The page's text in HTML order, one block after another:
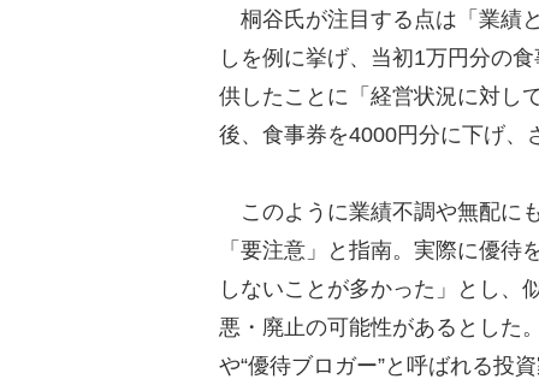
桐谷氏が注目する点は「業績
しを例に挙げ、当初1万円分の
供したことに「経営状況に対し
後、食事券を4000円分に下げ、
このように業績不調や無配に
「要注意」と指南。実際に優待
しないことが多かった」とし、
悪・廃止の可能性があるとした
や“優待ブロガー”と呼ばれる投